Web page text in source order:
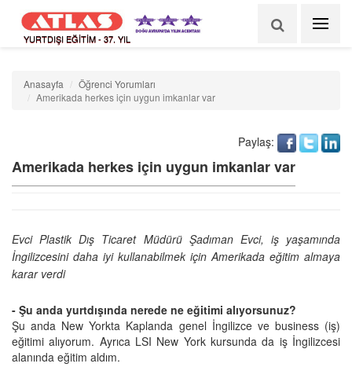
YURTDIŞI EĞİTİM - 37. YIL
Anasayfa
Öğrenci Yorumları
Amerikada herkes için uygun imkanlar var
Amerikada herkes için uygun imkanlar var
Paylaş:
Evci Plastik Dış Ticaret Müdürü Şadıman Evci, iş yaşamında
İngilizcesini daha iyi kullanabilmek için Amerikada eğitim almaya
karar verdi
- Şu anda yurtdışında nerede ne eğitimi alıyorsunuz?
Şu anda New Yorkta Kaplanda genel İngilizce ve business (iş)
eğitimi alıyorum. Ayrıca LSI New York kursunda da iş İngilizcesi
alanında eğitim aldım.